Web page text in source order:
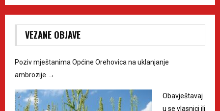
VEZANE OBJAVE
Poziv mještanima Općine Orehovica na uklanjanje
ambrozije →
Obavještavaj
u se vlasnici ili